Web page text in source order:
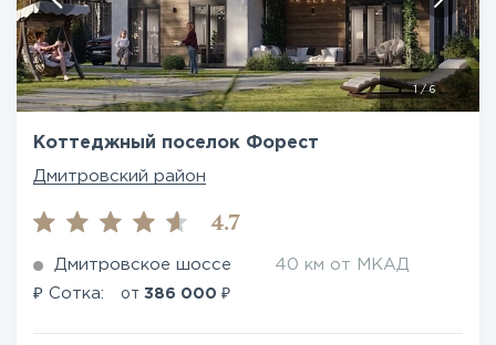
1/6
Коттеджный поселок Форест
Дмитровский район
4.7
Дмитровское шоссе 40 км от МКАД
₽ Сотка: от 386 000 ₽